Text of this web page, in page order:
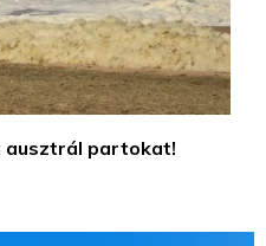
ausztrál partokat!